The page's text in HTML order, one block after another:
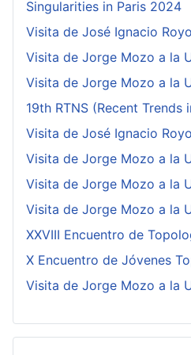
Singularities in Paris 2024
Visita de José Ignacio
Visita de Jorge Mozo a la
Visita de Jorge Mozo a la
19th RTNS (Recent Trends
Visita de José Ignacio
Visita de Jorge Mozo a la
Visita de Jorge Mozo a la
Visita de Jorge Mozo a la
XXVIII Encuentro de
X Encuentro de Jóvenes
Visita de Jorge Mozo a la